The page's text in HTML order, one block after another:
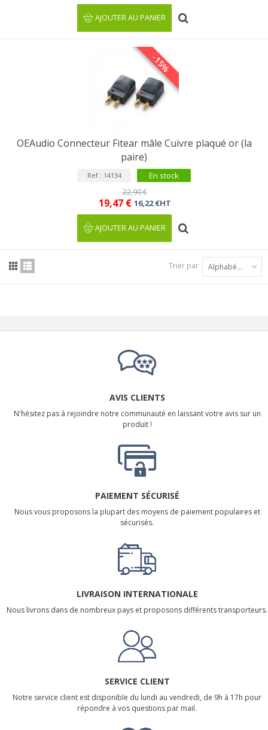
AJOUTER AU PANIER
-15%
OEAudio Connecteur Fitear mâle Cuivre plaqué or (la
paire)
Ref : 14134 En stock
19,47 € 16,22 €HT
22,90 €
AJOUTER AU PANIER
Trier par Alphabétique : A à Z
AVIS CLIENTS
N'hésitez pas à rejoindre notre communauté en laissant votre avis sur un
produit !
PAIEMENT SÉCURISÉ
Nous vous proposons la plupart des moyens de paiement populaires et
sécurisés.
LIVRAISON INTERNATIONALE
Nous livrons dans de nombreux pays et proposons différents transporteurs.
SERVICE CLIENT
Notre service client est disponible du lundi au vendredi, de 9h à 17h pour
répondre à vos questions par mail.